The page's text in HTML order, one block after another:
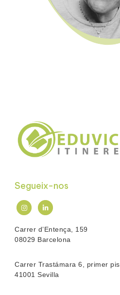
Segueix-nos
Carrer d’Entença, 159
08029 Barcelona
Carrer Trastámara 6, primer pis
41001 Sevilla